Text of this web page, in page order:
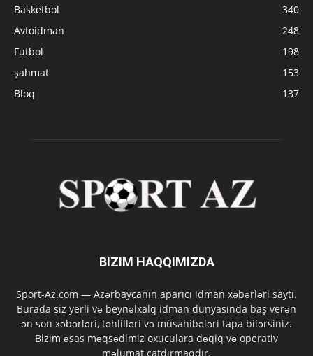
Basketbol
340
Avtoidman
248
Futbol
198
şahmat
153
Bloq
137
BIZIM HAQQIMIZDA
Sport-Az.com — Azərbaycanın aparıcı idman xəbərləri saytı.
Burada siz yerli və beynəlxalq idman dünyasında baş verən
ən son xəbərləri, təhlilləri və müsahibələri tapa bilərsiniz.
Bizim əsas məqsədimiz oxuculara dəqiq və operativ
məlumat çatdırmaqdır.